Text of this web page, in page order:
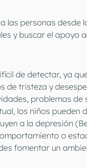
las personas desde
y buscar el apoyo
de detectar, ya
de tristeza y
problemas de
los niños pueden
a la depresión
o
fomentar un